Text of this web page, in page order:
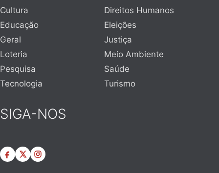
Cultura
Direitos Humanos
Educação
Eleições
Geral
Justiça
Loteria
Meio Ambiente
Pesquisa
Saúde
Tecnologia
Turismo
SIGA-NOS